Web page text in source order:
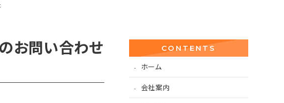
お問い合わせ
CONTENTS
ホーム
会社案内